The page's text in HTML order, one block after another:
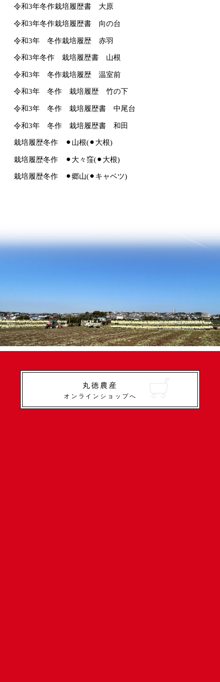
令和3年冬作栽培履歴書 大原
令和3年冬作栽培履歴書 向の台
令和3年 冬作栽培履歴 赤羽
令和3年冬作 栽培履歴書 山根
令和3年 冬作栽培履歴 温室前
令和3年 冬作 栽培履歴 竹の下
令和3年 冬作 栽培履歴書 中尾台
令和3年 冬作 栽培履歴書 和田
栽培履歴冬作 ⚫︎山根(⚫︎大根)
栽培履歴冬作 ⚫︎大々窪(⚫︎大根)
栽培履歴冬作 ⚫︎郷山(⚫︎キャベツ)
丸徳農産
オンラインショップへ